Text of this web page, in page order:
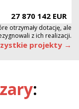
27 870 142 EUR
otrzymały dotację, ale
z ich realizacji.
projekty →
: